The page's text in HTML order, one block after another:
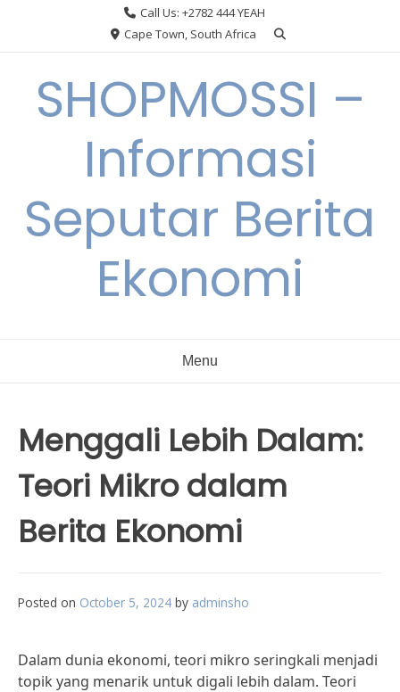
Call Us: +2782 444 YEAH
Cape Town, South Africa
SHOPMOSSI –
Informasi
Seputar Berita
Ekonomi
Menu
Menggali Lebih Dalam:
Teori Mikro dalam
Berita Ekonomi
Posted on October 5, 2024 by adminsho
Dalam dunia ekonomi, teori mikro seringkali menjadi
topik yang menarik untuk digali lebih dalam. Teori